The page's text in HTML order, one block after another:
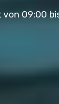
von 09:00